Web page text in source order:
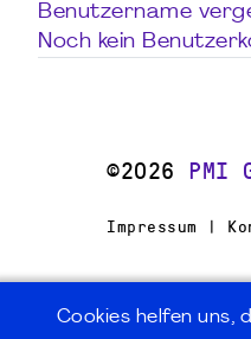
Benutzername
Noch kein
©2026 PMI
Impressum |
Cookies helfen uns,